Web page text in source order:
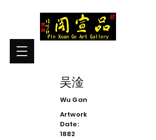
吴淦
Wu Gan
Artwork
Date:
1882